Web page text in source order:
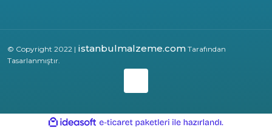
© Copyright 2022 | istanbulmalzeme.com Tarafından
Tasarlanmıştır.
ideasoft
e-